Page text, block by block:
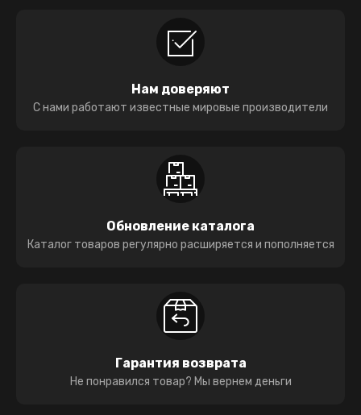
Нам доверяют
С нами работают известные мировые производители
Обновление каталога
Каталог товаров регулярно расширяется и пополняется
Гарантия возврата
Не понравился товар? Мы вернем деньги